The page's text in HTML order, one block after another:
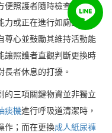
便照護者隨時檢查排泄情
或正在進行如廁訓練的
尊心並鼓勵其維持活動能
讓照護者直觀判斷更換時
者休息的打擾。
的三項關鍵物資並非獨立
痰機進行呼吸道清潔時，
作；而在更換成人紙尿褲